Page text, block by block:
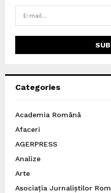
Categories
Academia Română
Afaceri
AGERPRESS
Analize
Arte
Asociația Jurnaliștilor